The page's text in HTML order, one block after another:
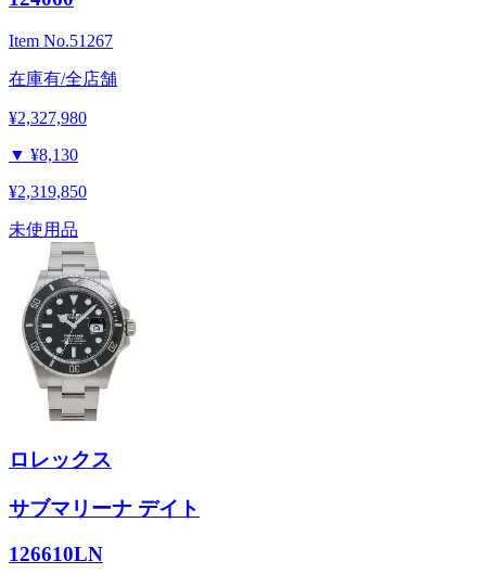
Item No.51267
在庫有/全店舗
¥2,327,980
▼ ¥8,130
¥2,319,850
未使用品
ロレックス
サブマリーナ デイト
126610LN